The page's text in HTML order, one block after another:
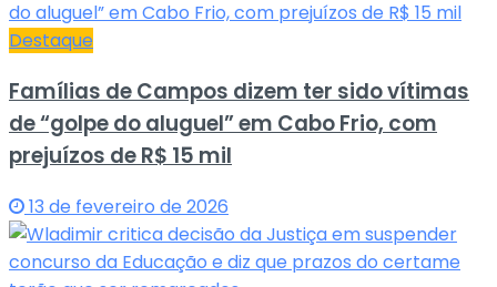
Destaque
Famílias de Campos dizem ter sido vítimas
de “golpe do aluguel” em Cabo Frio, com
prejuízos de R$ 15 mil
13 de fevereiro de 2026